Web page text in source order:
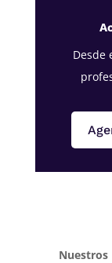
Desde